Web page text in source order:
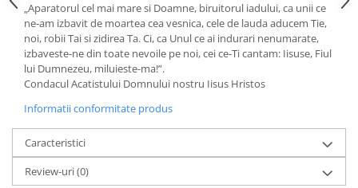
Clasa pregatitoare
Limbi Straine
Povesti
Povesti ilustrate
Religie pentru copii
ScienceConnection
„Aparatorul cel mai mare si Doamne, biruitorul iadului, ca unii ce
ne-am izbavit de moartea cea vesnica, cele de lauda aducem Tie,
noi, robii Tai si zidirea Ta. Ci, ca Unul ce ai indurari nenumarate,
izbaveste-ne din toate nevoile pe noi, cei ce-Ti cantam: Iisuse, Fiul
lui Dumnezeu, miluieste-ma!”.
Condacul Acatistului Domnului nostru Iisus Hristos
Informatii conformitate produs
Caracteristici
Review-uri(0)